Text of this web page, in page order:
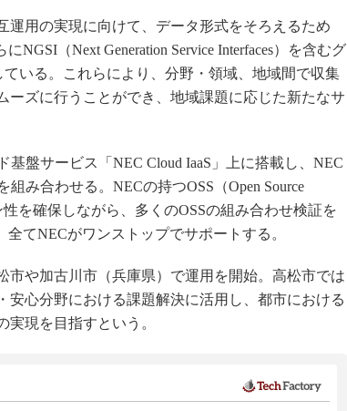
用の実現に向けて、データ形式をそろえるため
NGSI（Next Generation Service Interfaces）を含むグ
いる。これらにより、分野・領域、地域間で収集
ーズに行うことができ、地域課題に応じた新たなサ
盤サービス「NEC Cloud IaaS」上に搭載し、NEC
み合わせる。NECの持つOSS（Open Source
を確保しながら、多くのOSSの組み合わせ検証を
てNECがワンストップでサポートする。
や加古川市（兵庫県）で運用を開始。高松市では
安心分野における課題解決に活用し、都市における
現を目指すという。